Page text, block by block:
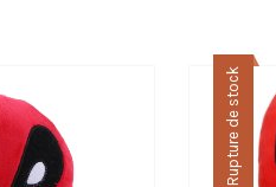
Rupture de stock